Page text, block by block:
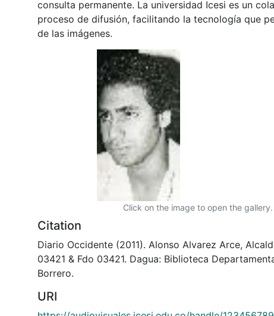
consulta permanente. La universidad Icesi es un
proceso de difusión, facilitando la tecnología que
de las imágenes.
Click on the image to open the gallery.
Citation
Diario Occidente (2011). Alonso Alvarez Arce,
03421 & Fdo 03421. Dagua: Biblioteca
Borrero.
URI